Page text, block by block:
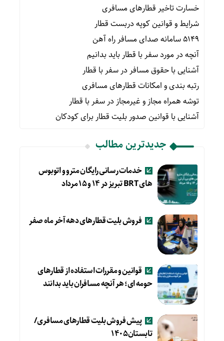
خسارت تاخیر قطارهای مسافری
شرایط و قوانین کوپه دربست قطار
۵۱۴۹ سامانه صدای مسافر راه آهن
آنچه در مورد سفر با قطار باید بدانیم
آشنایی با حقوق مسافر در سفر با قطار
رتبه بندی و امکانات قطارهای مسافری
توشه همراه مجاز و غیرمجاز در سفر با قطار
آشنایی با قوانین صدور بلیت قطار برای کودکان
جدیدترین مطالب
خدمات رسانی رایگان مترو و اتوبوس
های BRT تبریز در ۱۴ و ۱۵ مرداد
فروش بلیت قطارهای دهه آخر ماه صفر
قوانین و مقررات استفاده از قطارهای
حومه ای؛ هر آنچه مسافران باید بدانند
پیش فروش بلیت قطارهای مسافری/
تابستان۱۴۰۵